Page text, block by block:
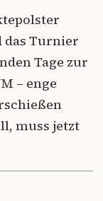
das Turnier
Tage zur
– enge
muss jetzt